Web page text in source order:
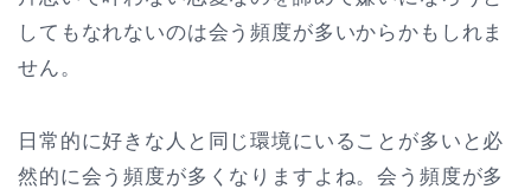
してもなれないのは会う頻度が多いからかもしれま
せん。
日常的に好きな人と同じ環境にいることが多いと必
然的に会う頻度が多くなりますよね。会う頻度が多